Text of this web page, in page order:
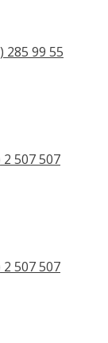
285 99 55
2 507 507
2 507 507